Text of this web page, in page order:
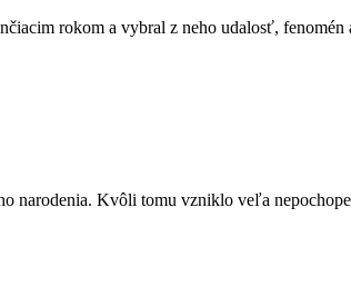
rokom a vybral z neho udalosť,
Kvôli tomu vzniklo veľa